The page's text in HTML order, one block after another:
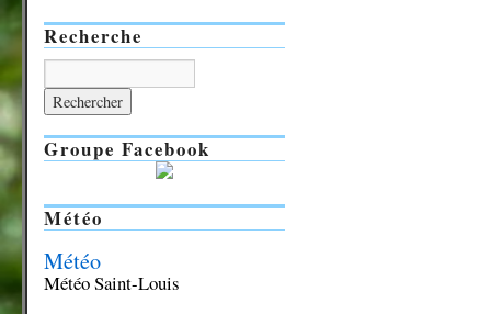
Recherche
Groupe Facebook
Météo
Météo
Météo Saint-Louis